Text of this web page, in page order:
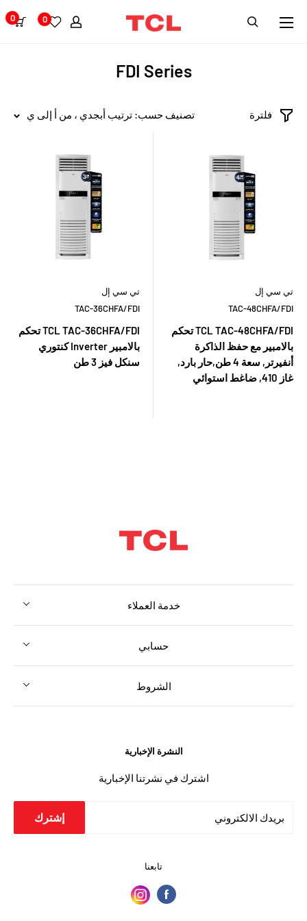
0
0
FDI Series
فلترة تصنيف حسب: ترتيب أبجدي ، من أ إلى ي
تي سي إل
TAC-48CHFA/FDI
TCL TAC-48CHFA/FDI تحكم
بالامبير مع حفظ الذاكرة
أنفيرتر, سعة 4 طن,حار بارد,
غاز 410, ضاغط استوائي
تي سي إل
TAC-36CHFA/FDI
TCL TAC-36CHFA/FDI تحكم
بالامبير Inverter كنتوري
سنكل فيز 3 طن
خدمة العملاء
حسابي
الشروط
النشرة الإخبارية
اشترك في نشرتنا الإخبارية
بريدك الالكتروني إشترك
تابعنا